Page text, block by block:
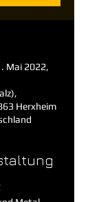
Mai 2022,
Herxheim